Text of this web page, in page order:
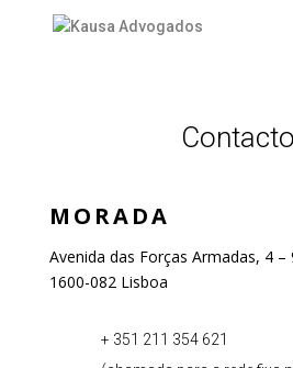
MORADA
Avenida das Forças Armadas, 4 –
1600-082 Lisboa
+ 351 211 354 621